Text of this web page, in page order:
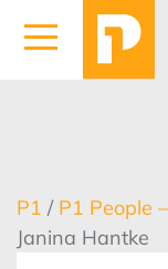
P1 / P1 People
Janina Hantke